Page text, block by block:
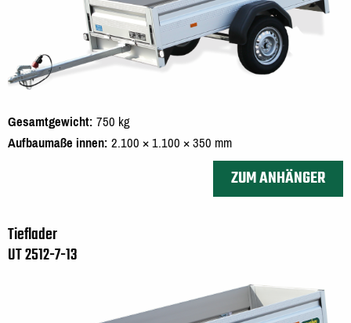
Gesamtgewicht 750 kg
Aufbaumaße innen 2.100 × 1.100 × 350 mm
ZUM ANHÄNGER
Tieflader
UT 2512-7-13